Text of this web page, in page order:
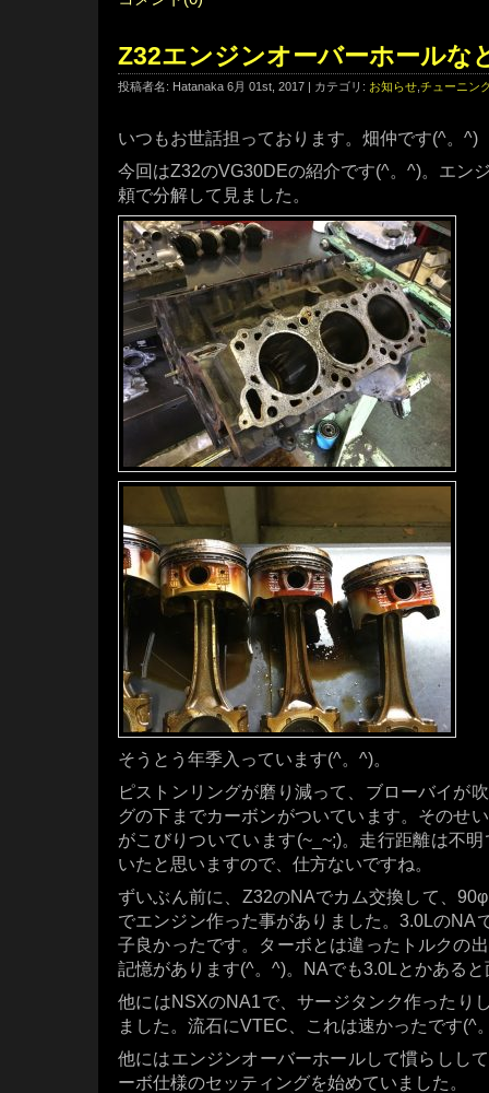
Z32エンジンオーバーホールな
投稿者名: Hatanaka 6月 01st, 2017 | カテゴリ: お知らせ チューニン
いつもお世話担っております。畑仲です(^。^)
今回はZ32のVG30DEの紹介です(^。^)。エン
頼で分解して見ました。
そうとう年季入っています(^。^)。
ピストンリングが磨り減って、ブローバイが
グの下までカーボンがついています。そのせ
がこびりついています(~_~;)。走行距離は不
いたと思いますので、仕方ないですね。
ずいぶん前に、Z32のNAでカム交換して、
でエンジン作った事がありました。3.0LのNA
子良かったです。ターボとは違ったトルクの
記憶があります(^。^)。NAでも3.0Lとかある
他にはNSXのNA1で、サージタンク作ったり
ました。流石にVTEC、これは速かったです(^
他にはエンジンオーバーホールして慣らしし
ーボ仕様のセッティングを始めていました。